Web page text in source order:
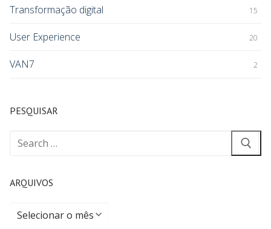
Transformação digital 15
User Experience 20
VAN7 2
PESQUISAR
ARQUIVOS